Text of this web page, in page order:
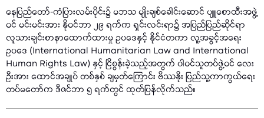
နေပြည်တော်-ကံပြားလမ်းပိုင်း၌ မဘသ မျိုးချစ်ခေါင်းဆောင် ပျူစောထီးအဖွဲ့
ဝင် မင်းမင်းအား နိုဝင်ဘာ ၂၉ ရက်က ရှင်းလင်းရာ၌ အပြည်ပြည်ဆိုင်ရာ
လူသားချင်းစာနာထောက်ထားမှု ဥပဒေနှင့် နိုင်ငံတကာ လူ့အခွင့်အရေး
ဥပဒေ (International Humanitarian Law and International
Human Rights Law) နှင့် ငြိစွန်းခဲ့သည့်အတွက် ပါဝင်သူတပ်ဖွဲ့ဝင် လေး
ဦးအား ထောင်အချုပ် တစ်နှစ် ချမှတ်ကြောင်း ဗိဿနိုး ပြည်သူ့ကာကွယ်ရေး
တပ်မတော်က ဒီဇင်ဘာ ၅ ရက်တွင် ထုတ်ပြန်လိုက်သည်။